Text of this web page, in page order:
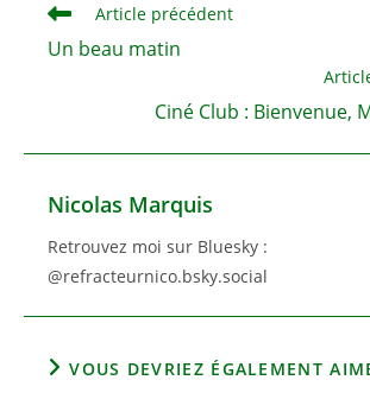
Read
more
articles
Article précédent
Un beau matin
Ciné Club : Bienvenue,
Nicolas Marquis
Retrouvez moi sur Bluesky :
@refracteurnico.bsky.social
VOUS DEVRIEZ ÉGALEMENT